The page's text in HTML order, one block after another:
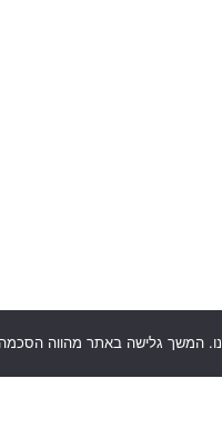
המשך גלישה באתר מהווה הסכמה